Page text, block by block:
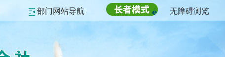
部门网站导航 无障碍浏览